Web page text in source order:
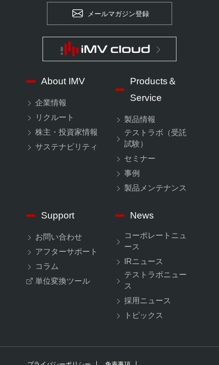
メールマガジン登録
About IMV
企業情報
リクルート
株主・投資家情報
サステナビリティ
Products＆
Service
製品情報
テストラボ（受託
試験）
セミナー
事例
製品メンテナンス
Support
お問い合わせ
アフターサポート
コラム
単位変換ツール
News
コーポレートニュ
ース
IRニュース
テストラボニュー
ス
採用ニュース
トピックス